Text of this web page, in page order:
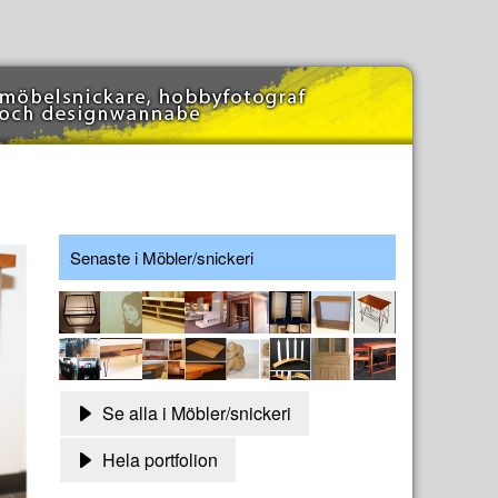
Senaste i Möbler/snickeri
Se alla i Möbler/snickeri
Hela portfolion